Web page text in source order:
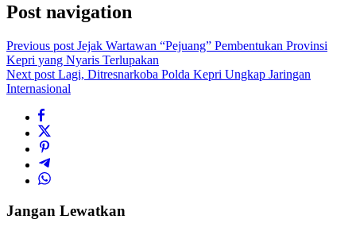
Post navigation
Previous post Jejak Wartawan “Pejuang” Pembentukan Provinsi
Kepri yang Nyaris Terlupakan
Next post Lagi, Ditresnarkoba Polda Kepri Ungkap Jaringan
Internasional
Jangan Lewatkan